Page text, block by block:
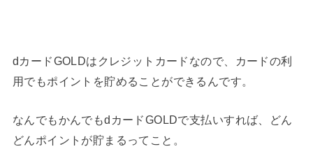
dカードGOLDはクレジットカードなので、カードの利
用でもポイントを貯めることができるんです。
なんでもかんでもdカードGOLDで支払いすれば、どん
どんポイントが貯まるってこと。